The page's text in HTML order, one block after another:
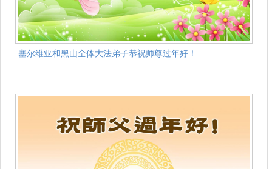
塞尔维亚和黑山全体大法弟子恭祝师尊过年好！